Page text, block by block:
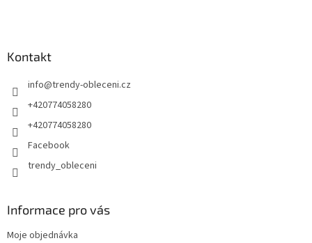
Kontakt
info@trendy-obleceni.cz
+420774058280
+420774058280
Facebook
trendy_obleceni
Informace pro vás
Moje objednávka